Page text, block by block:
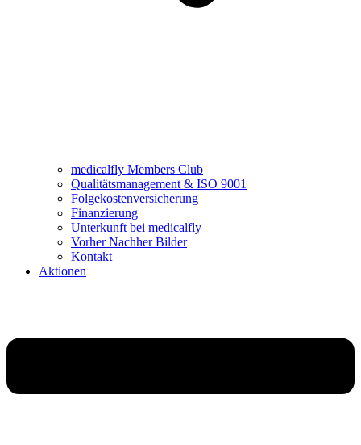
medicalfly Members Club
Qualitätsmanagement & ISO 9001
Folgekostenversicherung
Finanzierung
Unterkunft bei medicalfly
Vorher Nachher Bilder
Kontakt
Aktionen